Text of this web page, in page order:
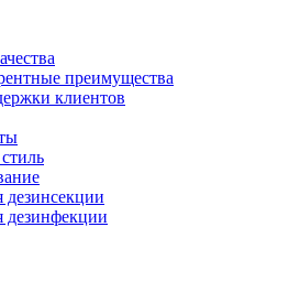
преимущества
клиентов
дезинсекции
дезинфекции